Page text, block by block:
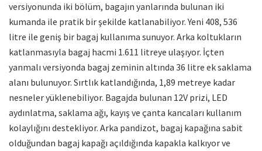
versiyonunda iki bölüm, bagajın yanlarında bulunan iki
kumanda ile pratik bir şekilde katlanabiliyor. Yeni 408, 536
litre ile geniş bir bagaj kullanıma sunuyor. Arka koltukların
katlanmasıyla bagaj hacmi 1.611 litreye ulaşıyor. İçten
yanmalı versiyonda bagaj zeminin altında 36 litre ek saklama
alanı bulunuyor. Sırtlık katlandığında, 1,89 metreye kadar
nesneler yüklenebiliyor. Bagajda bulunan 12V prizi, LED
aydınlatma, saklama ağı, kayış ve çanta kancaları kullanım
kolaylığını destekliyor. Arka pandizot, bagaj kapağına sabit
olduğundan bagaj kapağı açıldığında kapakla kalkıyor ve